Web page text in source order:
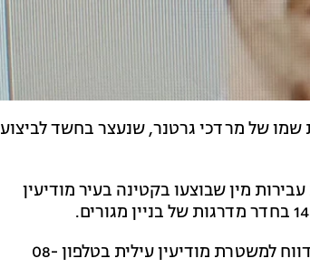
של מרדכי גרטנר, שנעצר בחשד לביצוע
מין שבוצעו בקטינה בעיר מודיעין
עוד נמסר כי "קטינים שנפלו קורבן לאורך השנים, מתבקשים לדווח למשטרת מודיעין עילית בטלפון 08-